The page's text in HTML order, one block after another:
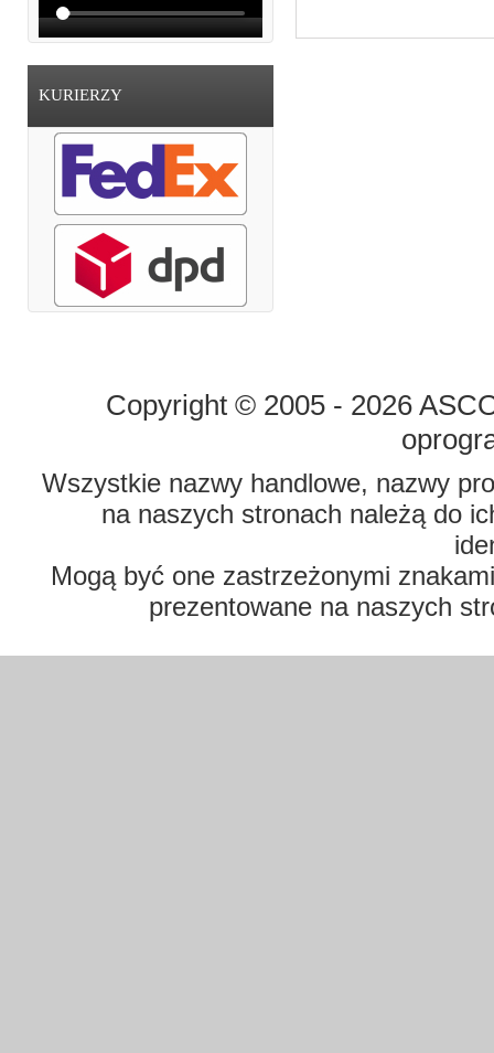
KURIERZY
Copyright © 2005 - 2026
Wszystkie nazwy handlowe, nazwy
na naszych stronach należą do
Mogą być one zastrzeżonymi
prezentowane na naszych